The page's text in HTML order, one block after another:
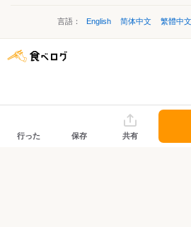
言語： English 简体中文 繁體中文
行った 保存 共有